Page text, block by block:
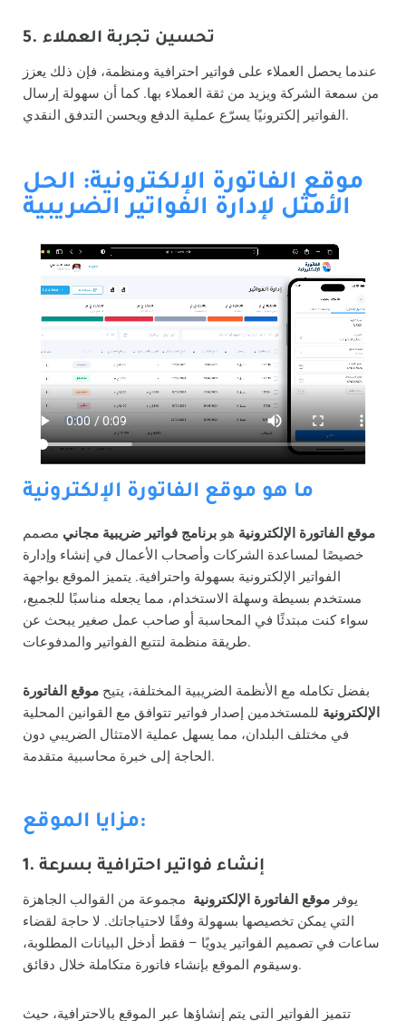
5. تحسين تجربة العملاء
عندما يحصل العملاء على فواتير احترافية ومنظمة، فإن ذلك يعزز
من سمعة الشركة ويزيد من ثقة العملاء بها. كما أن سهولة إرسال
الفواتير إلكترونيًا يسرّع عملية الدفع ويحسن التدفق النقدي.
موقع الفاتورة الإلكترونية: الحل
الأمثل لإدارة الفواتير الضريبية
ما هو موقع الفاتورة الإلكترونية
موقع الفاتورة الإلكترونية هو برنامج فواتير ضريبية مجاني مصمم
خصيصًا لمساعدة الشركات وأصحاب الأعمال في إنشاء وإدارة
الفواتير الإلكترونية بسهولة واحترافية. يتميز الموقع بواجهة
مستخدم بسيطة وسهلة الاستخدام، مما يجعله مناسبًا للجميع،
سواء كنت مبتدئًا في المحاسبة أو صاحب عمل صغير يبحث عن
طريقة منظمة لتتبع الفواتير والمدفوعات.
بفضل تكامله مع الأنظمة الضريبية المختلفة، يتيح موقع الفاتورة
الإلكترونية للمستخدمين إصدار فواتير تتوافق مع القوانين المحلية
في مختلف البلدان، مما يسهل عملية الامتثال الضريبي دون
الحاجة إلى خبرة محاسبية متقدمة.
مزايا الموقع:
1. إنشاء فواتير احترافية بسرعة
يوفر موقع الفاتورة الإلكترونية مجموعة من القوالب الجاهزة
التي يمكن تخصيصها بسهولة وفقًا لاحتياجاتك. لا حاجة لقضاء
ساعات في تصميم الفواتير يدويًا – فقط أدخل البيانات المطلوبة،
وسيقوم الموقع بإنشاء فاتورة متكاملة خلال دقائق.
تتميز الفواتير التي يتم إنشاؤها عبر الموقع بالاحترافية، حيث